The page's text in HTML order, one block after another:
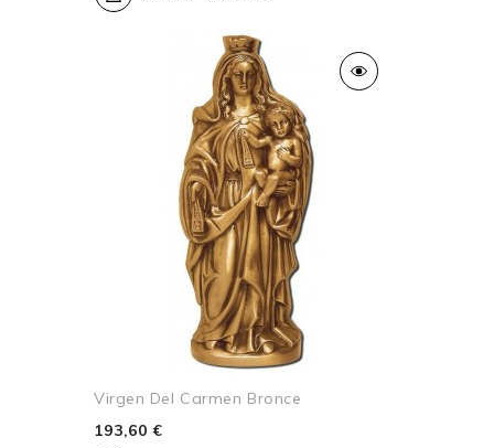
Virgen Del Carmen Bronce
193,60 €